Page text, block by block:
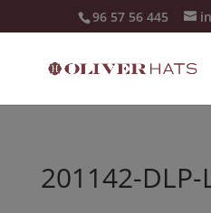
96 57 56 445
201142-DLP-